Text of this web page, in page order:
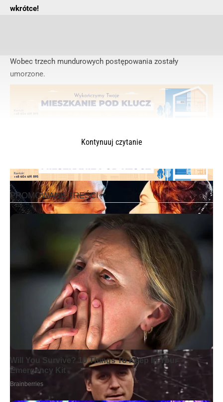
Wobec trzech mundurowych postępowania zostały
umorzone.
wkrótce!
Kontynuuj czytanie
© 2025 – Wielkopolska 112, Wszelkie prawa zastrzeżone |